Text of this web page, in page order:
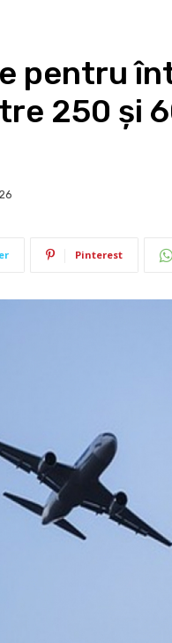
pentru
250 și
Pinterest